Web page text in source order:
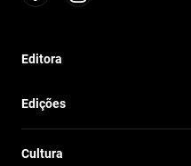
Editora
Edições
Cultura